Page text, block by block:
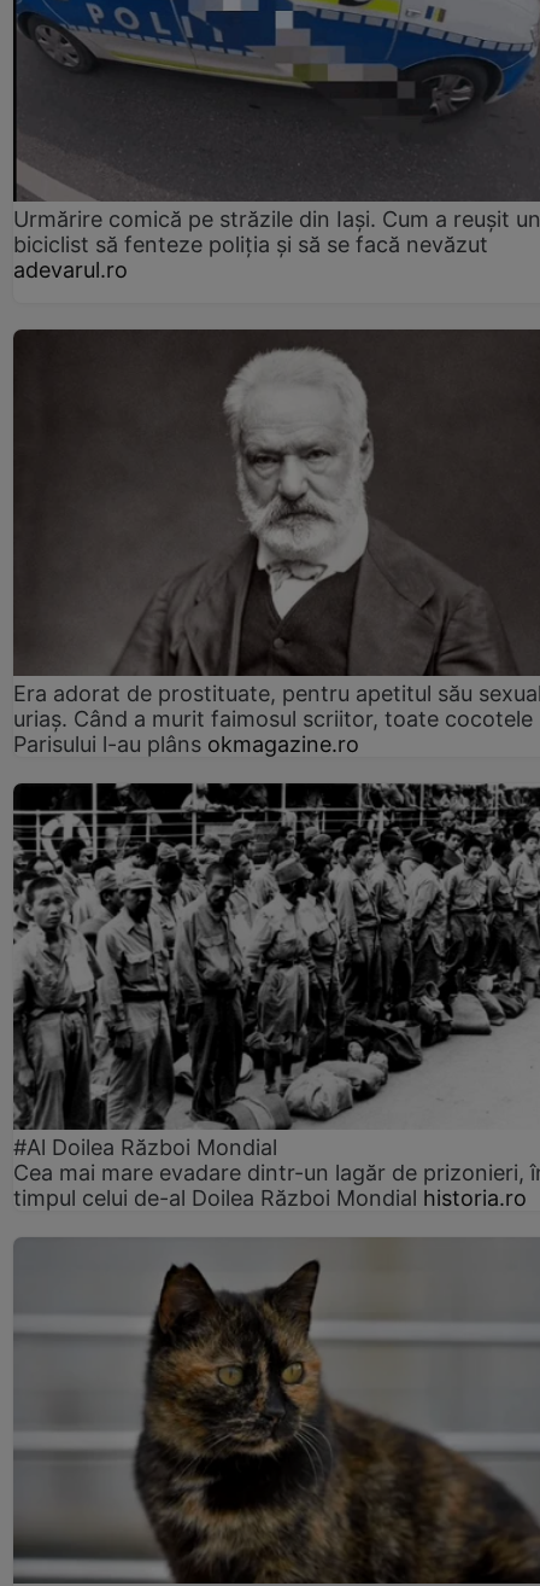
Urmărire comică pe străzile din Iași. Cum a reușit un
biciclist să fenteze poliția și să se facă nevăzut
adevarul.ro
Era adorat de prostituate, pentru apetitul său
uriaș. Când a murit faimosul scriitor, toate cocotele
Parisului l-au plâns okmagazine.ro
#Al Doilea Război Mondial
Cea mai mare evadare dintr-un lagăr de prizonieri,
timpul celui de-al Doilea Război Mondial historia.ro